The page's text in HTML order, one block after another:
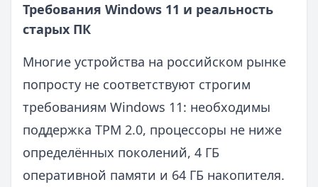
Требования Windows 11 и реальность
старых ПК
Многие устройства на российском рынке
попросту не соответствуют строгим
требованиям Windows 11: необходимы
поддержка TPM 2.0, процессоры не ниже
определённых поколений, 4 ГБ
оперативной памяти и 64 ГБ накопителя.